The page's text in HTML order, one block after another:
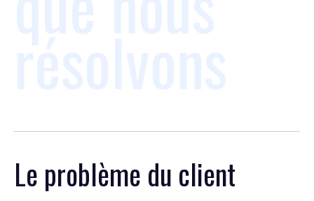
Le problème du client